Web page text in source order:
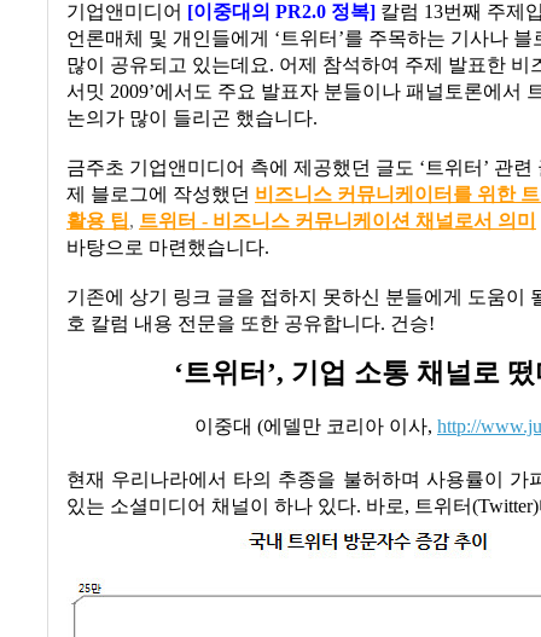
기업앤미디어 [이중대의 PR2.0 정복] 칼럼 13번째 주제
언론매체 및 개인들에게 ‘트위터 ’를 주목하는 기사나 블
많이 공유되고 있는데요. 어제 참석하여 주제 발표한 비
서밋 2009’에서도 주요 발표자 분들이나 패널토론에서
논의가 많이 들리곤 했습니다.
금주초 기업앤미디어 측에 제공했던 글도 ‘트위터 ’ 관련
제 블로그에 작성했던 비즈니스 커뮤니케이터를 위한
활용 팁, 트위터 - 비즈니스 커뮤니케이션 채널로서 의미
바탕으로 마련했습니다.
기존에 상기 링크 글을 접하지 못하신 분들에게 도움이
호 칼럼 내용 전문을 또한 공유합니다. 건승!
‘트위터 ’, 기업 소통 채널로 떴
이중대 (에델만 코리아 이사, http://
현재 우리나라에서 타의 추종을 불허하며 사용률이 가
있는 소셜미디어 채널이 하나 있다. 바로, 트위터(Twitter)